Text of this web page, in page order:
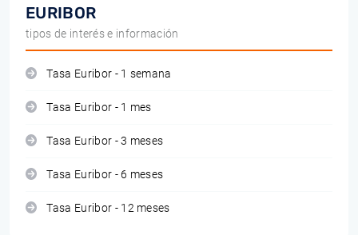
EURIBOR
tipos de interés e información
Tasa Euribor - 1 semana
Tasa Euribor - 1 mes
Tasa Euribor - 3 meses
Tasa Euribor - 6 meses
Tasa Euribor - 12 meses